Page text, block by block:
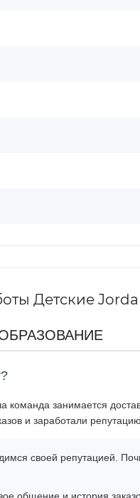
Детские
занимается
и заработали
своей репутацией.
общение и история